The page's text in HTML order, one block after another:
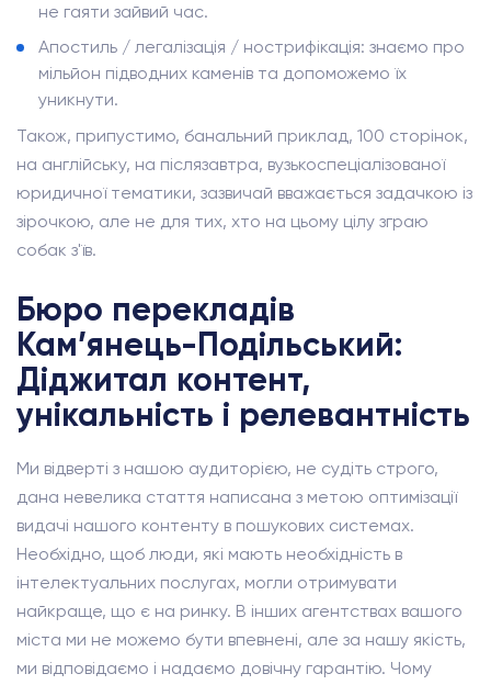
не гаяти зайвий час.
Апостиль / легалізація / нострифікація: знаємо про
мільйон підводних каменів та допоможемо їх
уникнути.
Також, припустимо, банальний приклад, 100 сторінок,
на англійську, на післязавтра, вузькоспеціалізованої
юридичної тематики, зазвичай вважається задачкою із
зірочкою, але не для тих, хто на цьому цілу зграю
собак з'їв.
Бюро перекладів
Кам’янець-Подільський:
Діджитал контент,
унікальність і релевантність
Ми відверті з нашою аудиторією, не судіть строго,
дана невелика стаття написана з метою оптимізації
видачі нашого контенту в пошукових системах.
Необхідно, щоб люди, які мають необхідність в
інтелектуальних послугах, могли отримувати
найкраще, що є на ринку. В інших агентствах вашого
міста ми не можемо бути впевнені, але за нашу якість,
ми відповідаємо і надаємо довічну гарантію. Чому